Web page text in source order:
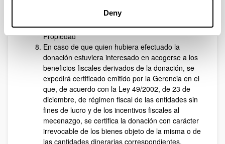
Deny
de la UPV/EHU y, en el caso de bienes
inmuebles, inscripción en el Registro de la
Propiedad
En caso de que quien hubiera efectuado la
donación estuviera interesado en acogerse a los
beneficios fiscales derivados de la donación, se
expedirá certificado emitido por la Gerencia en el
que, de acuerdo con la Ley 49/2002, de 23 de
diciembre, de régimen fiscal de las entidades sin
fines de lucro y de los incentivos fiscales al
mecenazgo, se certifica la donación con carácter
irrevocable de los bienes objeto de la misma o de
las cantidades dinerarias correspondientes.